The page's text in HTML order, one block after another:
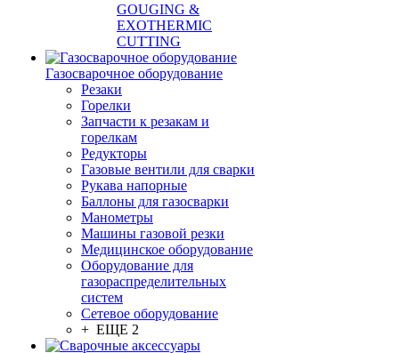
GOUGING &
EXOTHERMIC
CUTTING
Газосварочное оборудование
Резаки
Горелки
Запчасти к резакам и
горелкам
Редукторы
Газовые вентили для сварки
Рукава напорные
Баллоны для газосварки
Манометры
Машины газовой резки
Медицинское оборудование
Оборудование для
газораспределительных
систем
Сетевое оборудование
+ ЕЩЕ 2